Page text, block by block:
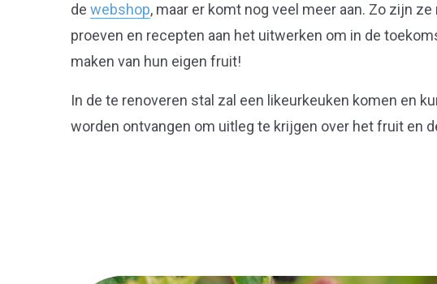
de webshop, maar er komt nog veel meer aan. Zo zijn ze
proeven en recepten aan het uitwerken om in de
maken van hun eigen fruit!
In de te renoveren stal zal een likeurkeuken komen en
worden ontvangen om uitleg te krijgen over het fruit en